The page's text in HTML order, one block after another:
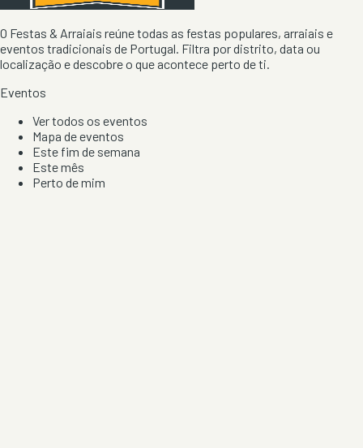
O Festas & Arraiais reúne todas as festas populares, arraiais e
eventos tradicionais de Portugal. Filtra por distrito, data ou
localização e descobre o que acontece perto de ti.
Eventos
Ver todos os eventos
Mapa de eventos
Este fim de semana
Este mês
Perto de mim